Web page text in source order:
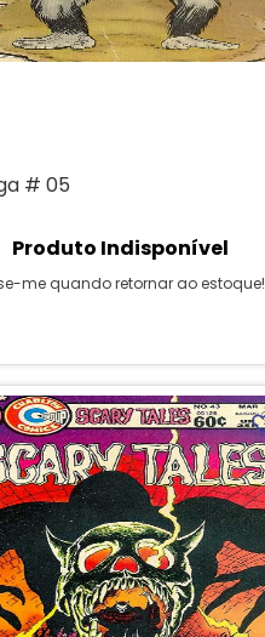
# 05
Produto Indisponível
me quando retornar ao estoque!